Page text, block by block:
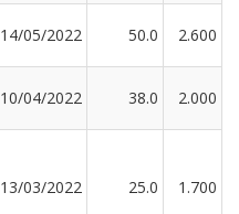
14/05/2022 50.0 2.600
10/04/2022 38.0 2.000
13/03/2022 25.0 1.700